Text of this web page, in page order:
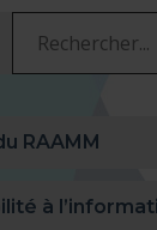
RAAMM
à